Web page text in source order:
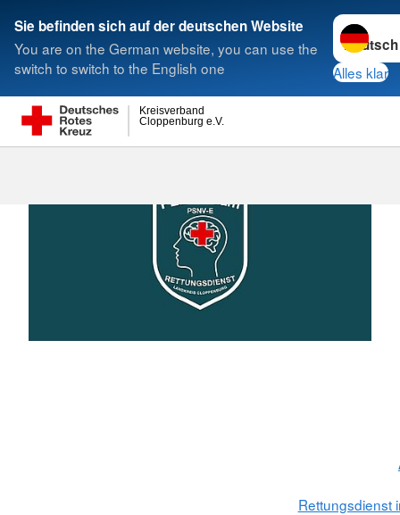
Sie befinden sich auf der deutschen Website
You are on the German website, you can use the
switch to switch to the English one
Sprache
Alles klar
Cloppenburg e.V.
Kreisverband
Suche
Rettungsdienst